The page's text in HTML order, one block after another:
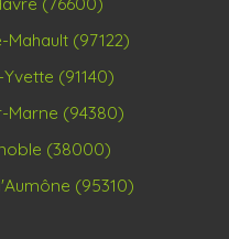
(97122)
(91140)
Marne (94380)
(38000)
(95310)